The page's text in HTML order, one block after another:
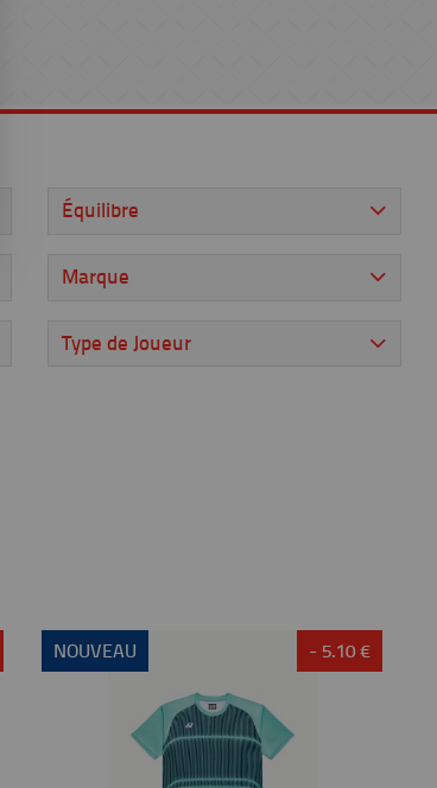
Équilibre
Marque
Type de Joueur
NOUVEAU - 5.10 €